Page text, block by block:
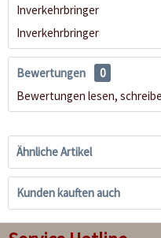
Inverkehrbringer
Inverkehrbringer
Bewertungen
0
Bewertungen lesen,
Ähnliche Artikel
Kunden kauften auch